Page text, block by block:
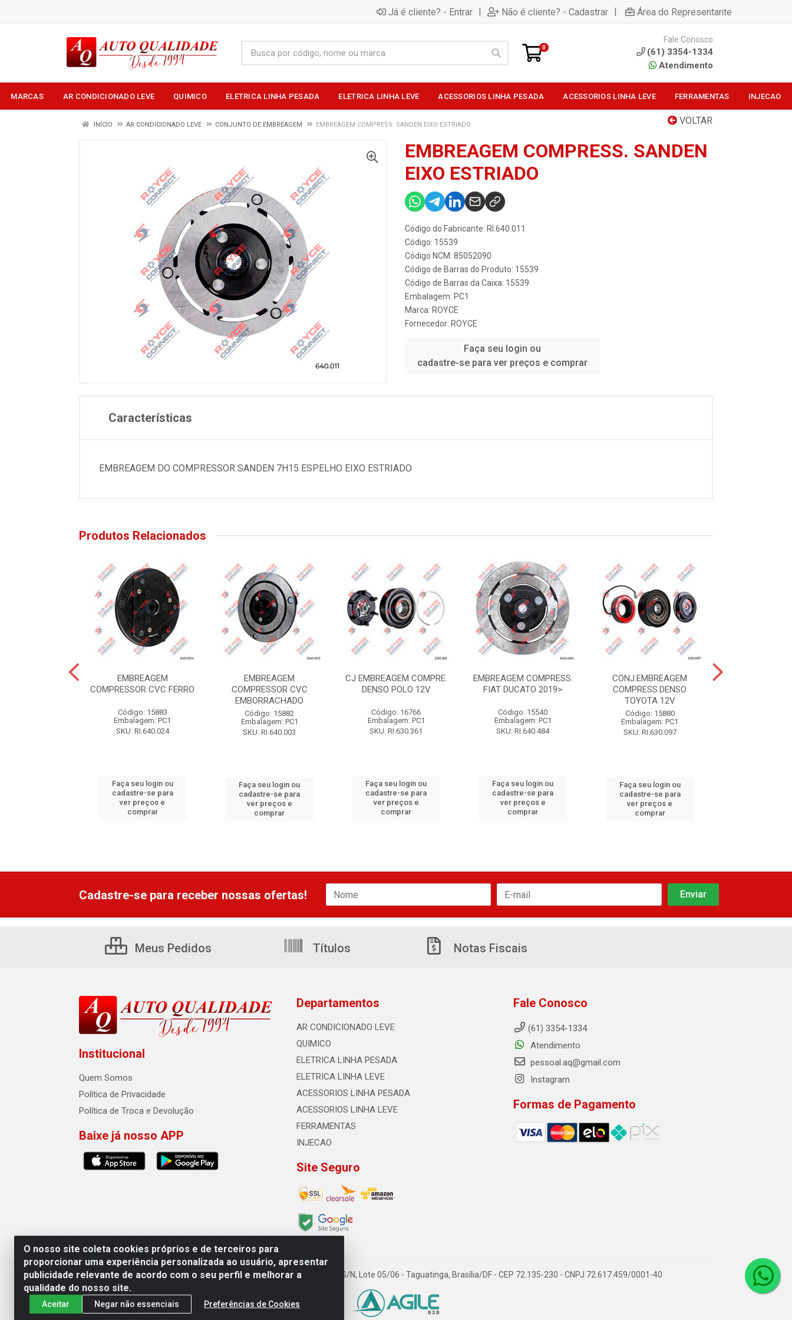
Já é cliente? - Entrar | Não é cliente? - Cadastrar | Área do Representante
0
Fale Conosco
(61) 3354-1334
Atendimento
MARCAS AR CONDICIONADO LEVE QUIMICO ELETRICA LINHA PESADA ELETRICA LINHA LEVE ACESSORIOS LINHA PESADA ACESSORIOS LINHA LEVE FERRAMENTAS INJECAO
VOLTAR
INÍCIO AR CONDICIONADO LEVE CONJUNTO DE EMBREAGEM EMBREAGEM COMPRESS. SANDEN EIXO ESTRIADO
EMBREAGEM COMPRESS. SANDEN
EIXO ESTRIADO
Código do Fabricante: RI.640.011
Código: 15539
Código NCM: 85052090
Código de Barras do Produto: 15539
Código de Barras da Caixa: 15539
Embalagem: PC1
Marca: ROYCE
Fornecedor: ROYCE
Faça seu login ou
cadastre-se para ver preços e comprar
Características
EMBREAGEM DO COMPRESSOR SANDEN 7H15 ESPELHO EIXO ESTRIADO
Produtos Relacionados
EMBREAGEM
COMPRESSOR CVC FERRO
Código: 15883
Embalagem: PC1
SKU: RI.640.024
Faça seu login ou
cadastre-se para
ver preços e
comprar
EMBREAGEM
COMPRESSOR CVC
EMBORRACHADO
Código: 15882
Embalagem: PC1
SKU: RI.640.003
Faça seu login ou
cadastre-se para
ver preços e
comprar
CJ EMBREAGEM COMPRE.
DENSO POLO 12V
Código: 16766
Embalagem: PC1
SKU: RI.630.361
Faça seu login ou
cadastre-se para
ver preços e
comprar
EMBREAGEM COMPRESS.
FIAT DUCATO 2019>
Código: 15540
Embalagem: PC1
SKU: RI.640.484
Faça seu login ou
cadastre-se para
ver preços e
comprar
CONJ.EMBREAGEM
COMPRESS.DENSO
TOYOTA 12V
Código: 15880
Embalagem: PC1
SKU: RI.630.097
Faça seu login ou
cadastre-se para
ver preços e
comprar
O nosso site coleta cookies próprios e de terceiros para
proporcionar uma experiência personalizada ao usuário, apresentar
publicidade relevante de acordo com o seu perfil e melhorar a
qualidade do nosso site.
Aceitar Negar não essenciais Preferências de Cookies
Cadastre-se para receber nossas ofertas!
Meus Pedidos Títulos Notas Fiscais
Institucional
Quem Somos
Política de Privacidade
Política de Troca e Devolução
Baixe já nosso APP
Departamentos
AR CONDICIONADO LEVE
QUIMICO
ELETRICA LINHA PESADA
ELETRICA LINHA LEVE
ACESSORIOS LINHA PESADA
ACESSORIOS LINHA LEVE
FERRAMENTAS
INJECAO
Site Seguro
Fale Conosco
(61) 3354-1334
Atendimento
pessoal.aq@gmail.com
Instagram
Formas de Pagamento
Auto Qualidade Comercio de Pecas LTDA - Quadra Qi 23, S/N, Lote 05/06 - Taguatinga, Brasília/DF - CEP 72.135-230 - CNPJ 72.617.459/0001-40